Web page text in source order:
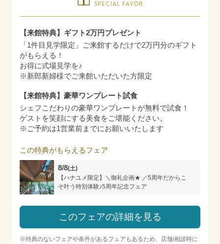
SPECIAL FAVOR
【来館特典】ギフト2万円プレゼント
「1件目見学限定」ご来館するだけで2万円分のギフト
がもらえる！
お得に式場見学を♪
※新郎新婦様でご来館いただいた方限定
【来館特典】豪華ワンプレート試食
シェフこだわりの豪華ワンプレートが無料で試食！
ゲストを笑顔にする美食をご堪能ください。
※ご予約は1営業前までにお願いいたします
この特典がもらえるフェア
8/8(土)
【ハナユメ限定】＼御礼企画★ ／5周年だからこ
そ叶う特別体験♪5周年記念フェア
このフェアの詳細を見る
※特典のないフェアや条件があるフェアもあるため、店舗/相談時に